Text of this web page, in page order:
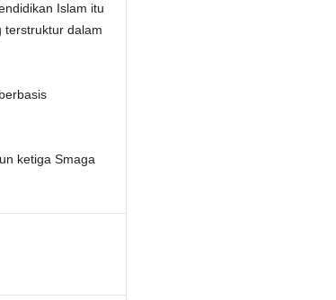
Islam itu
terstruktur dalam
ketiga Smaga